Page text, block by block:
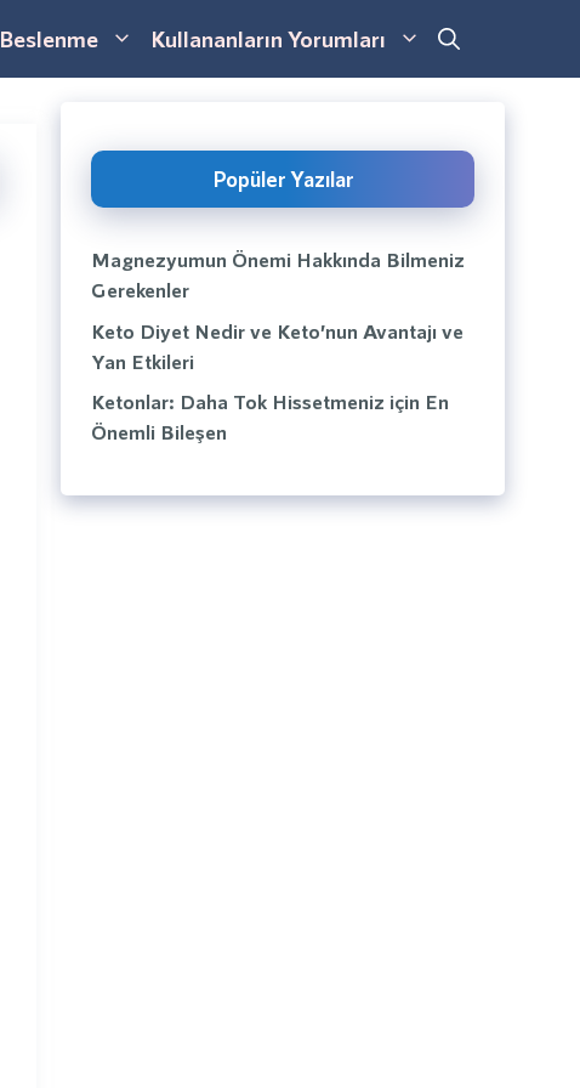
Beslenme Kullananların Yorumları
Popüler Yazılar
Magnezyumun Önemi Hakkında Bilmeniz
Gerekenler
Keto Diyet Nedir ve Keto’nun Avantajı ve
Yan Etkileri
Ketonlar: Daha Tok Hissetmeniz için En
Önemli Bileşen